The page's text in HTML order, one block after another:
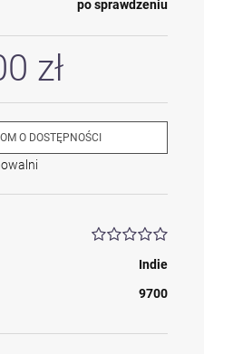
po sprawdzeniu
zł
O DOSTĘPNOŚCI
Indie
9700